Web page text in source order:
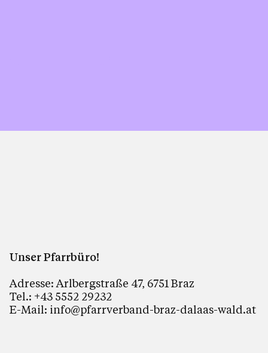
Unser Pfarrbüro!
Adresse: Arlbergstraße 47, 6751 Braz
Tel.: +43 5552 29232
E-Mail: info@pfarrverband-braz-dalaas-wald.at